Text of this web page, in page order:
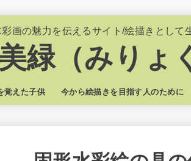
彩画の魅力を伝えるサイト/絵描きとして
美緑（みりょ
覚えた子供 今から絵描きを目指す人のために